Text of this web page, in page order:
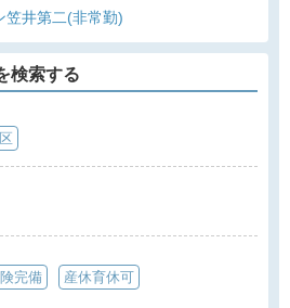
笠井第二(非常勤)
検索する
完備 産休育休可